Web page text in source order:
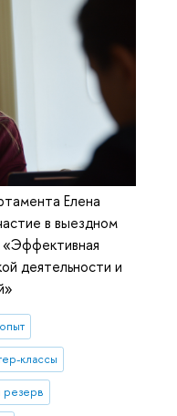
Елена
в выездном
«Эффективная
деятельности и
классы
резерв